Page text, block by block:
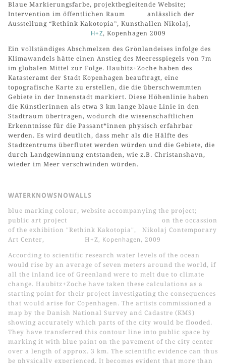
Blaue Markierungsfarbe, projektbegleitende Website;
Intervention im öffentlichen Raum anlässlich der
Ausstellung “Rethink Kakotopia”, Kunsthallen Nikolaj,
H+Z, Kopenhagen 2009
Ein vollständiges Abschmelzen des Grönlandeises infolge des
Klimawandels hätte einen Anstieg des Meeresspiegels von 7m
im globalen Mittel zur Folge. Haubitz+Zoche haben des
Katasteramt der Stadt Kopenhagen beauftragt, eine
topografische Karte zu erstellen, die die überschwemmten
Gebiete in der Innenstadt markiert. Diese Höhenlinie haben
die Künstlerinnen als etwa 3 km lange blaue Linie in den
Stadtraum übertragen, wodurch die wissenschaftlichen
Erkenntnisse für die Passant*innen physisch erfahrbar
werden. Es wird deutlich, dass mehr als die Hälfte des
Stadtzentrums überflutet werden würden und die Gebiete, die
durch Landgewinnung entstanden, wie z.B. Christanshavn,
wieder im Meer verschwinden würden.
WATERKNOWSNOWALLS
blue marking colour, website accompanying the project;
public art project on the occassion
of the exhibition "Rethink Kakotopia", Nikolaj Contemporary
Art Center, H+Z, Kopenhagen, 2009
According to scientific research water levels of the ocean
would rise by an average of seven meters around the world, if
all the inland ice of Greenland were to melt due to climate
change. Haubitz+Zoche have taken these calculations as a
starting point for their project investigating the consequences
that would arise for Copenhagen. The artists commissioned a
map by the Danish National Survey and Cadastre (KMS)
showing accurately which parts of the city would be flooded.
They have transferred this contour line into public space by
marking it with blue paint on the pavement of the city center
over a length of approx. 3 km. The scientific evidence can thus
be physically experienced. It becomes evident that more than